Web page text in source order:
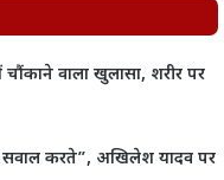
वाला खुलासा, शरीर पर
सवाल करते”, अखिलेश यादव पर